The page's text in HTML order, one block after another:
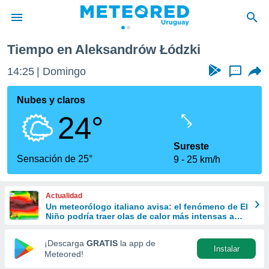
de
ha
calidad.
a este
las
y
forma
digital
basada
Tiempo en Aleksandrów Łódzki
14:25 Domingo ...
Nubes y claros
24°
Sensación de 25°
Sureste
9
25 km/h
Actualidad
Un meteorólogo italiano avisa: el fenómeno de El
Niño podría traer olas de calor más intensas a
¡Descarga GRATIS la app de
Meteored!
Instalar